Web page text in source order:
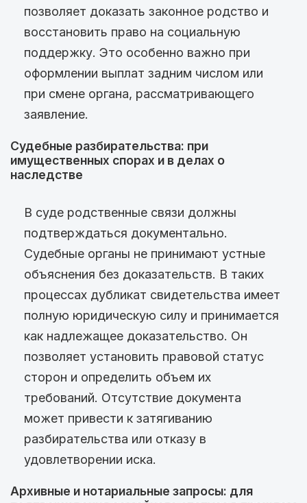
позволяет доказать законное родство и
восстановить право на социальную
поддержку. Это особенно важно при
оформлении выплат задним числом или
при смене органа, рассматривающего
заявление.
Судебные разбирательства: при
имущественных спорах и в делах о
наследстве
В суде родственные связи должны
подтверждаться документально.
Судебные органы не принимают устные
объяснения без доказательств. В таких
процессах дубликат свидетельства имеет
полную юридическую силу и принимается
как надлежащее доказательство. Он
позволяет установить правовой статус
сторон и определить объем их
требований. Отсутствие документа
может привести к затягиванию
разбирательства или отказу в
удовлетворении иска.
Архивные и нотариальные запросы: для